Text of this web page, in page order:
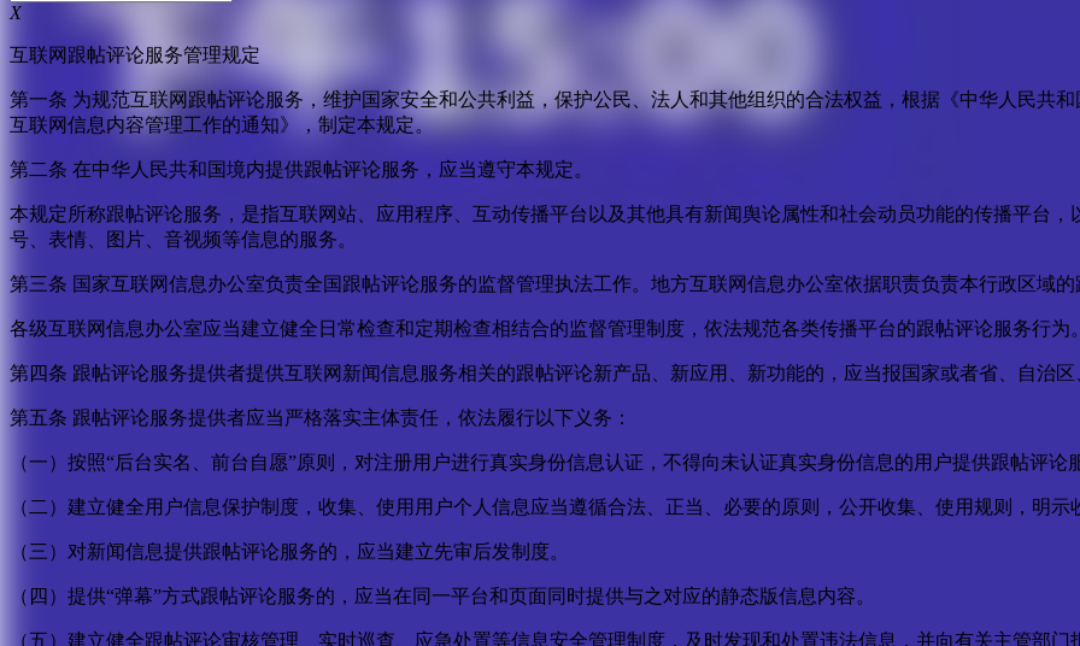
X
互联网跟帖评论服务管理规定
第一条 为规范互联网跟帖评论服务，维护国家安全和公共利益，保护公民、法人和其他组织的合法权益，根据《中华人民共
互联网信息内容管理工作的通知》，制定本规定。
第二条 在中华人民共和国境内提供跟帖评论服务，应当遵守本规定。
本规定所称跟帖评论服务，是指互联网站、应用程序、互动传播平台以及其他具有新闻舆论属性和社会动员功能的传播平台
号、表情、图片、音视频等信息的服务。
第三条 国家互联网信息办公室负责全国跟帖评论服务的监督管理执法工作。地方互联网信息办公室依据职责负责本行政区域
各级互联网信息办公室应当建立健全日常检查和定期检查相结合的监督管理制度，依法规范各类传播平台的跟帖评论服务行为
第四条 跟帖评论服务提供者提供互联网新闻信息服务相关的跟帖评论新产品、新应用、新功能的，应当报国家或者省、自治
第五条 跟帖评论服务提供者应当严格落实主体责任，依法履行以下义务：
（一）按照“后台实名、前台自愿”原则，对注册用户进行真实身份信息认证，不得向未认证真实身份信息的用户提供跟帖评论
（二）建立健全用户信息保护制度，收集、使用用户个人信息应当遵循合法、正当、必要的原则，公开收集、使用规则，明
（三）对新闻信息提供跟帖评论服务的，应当建立先审后发制度。
（四）提供“弹幕”方式跟帖评论服务的，应当在同一平台和页面同时提供与之对应的静态版信息内容。
（五）建立健全跟帖评论审核管理、实时巡查、应急处置等信息安全管理制度，及时发现和处置违法信息，并向有关主管部门